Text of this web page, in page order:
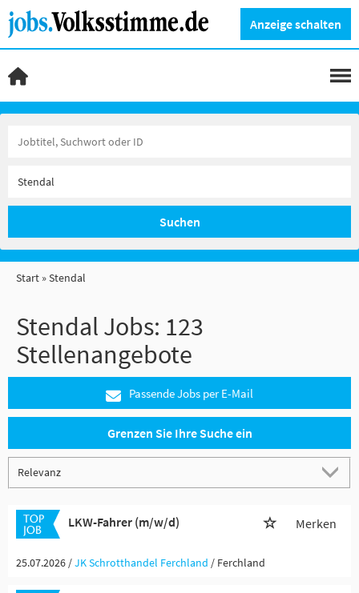
Anzeige schalten
Suchen
Start Stendal
Stendal Jobs: 123
Stellenangebote
Passende Jobs per E-Mail
Grenzen Sie Ihre Suche ein
LKW-Fahrer (m/w/d) Merken
25.07.2026 /JK Schrotthandel Ferchland / Ferchland